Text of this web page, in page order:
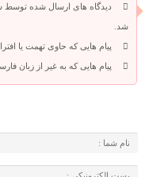
دیدگاه های ارسال شده توسط
شد.
پیام هایی که حاوی تهمت یا
پیام هایی که به غیر از زبان